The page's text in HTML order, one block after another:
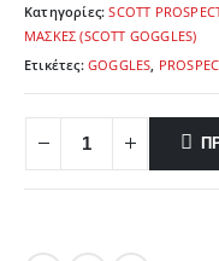
Κατηγορίες:SCOTT
ΜΑΣΚΕΣ (SCOTT GOGGLES)
Ετικέτες: GOGGLES